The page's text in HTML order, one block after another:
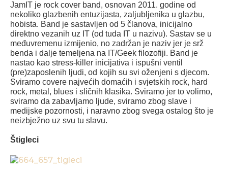
JamIT je rock cover band, osnovan 2011. godine od
nekoliko glazbenih entuzijasta, zaljubljenika u glazbu,
hobista. Band je sastavljen od 5 članova, inicijalno
direktno vezanih uz IT (od tuda IT u nazivu). Sastav se u
međuvremenu izmijenio, no zadržan je naziv jer je srž
benda i dalje temeljena na IT/Geek filozofiji. Band je
nastao kao stress-killer inicijativa i ispušni ventil
(pre)zaposlenih ljudi, od kojih su svi oženjeni s djecom.
Sviramo covere najvećih domaćih i svjetskih rock, hard
rock, metal, blues i sličnih klasika. Sviramo jer to volimo,
sviramo da zabavljamo ljude, sviramo zbog slave i
medijske pozornosti, i naravno zbog svega ostalog što je
neizbježno uz svu tu slavu.
Štigleci